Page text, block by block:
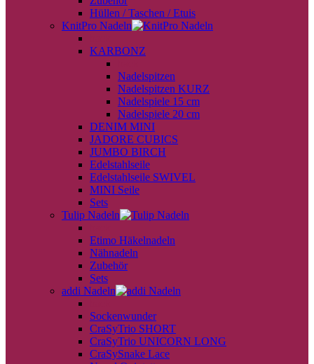
Hüllen / Taschen / Etuis
KnitPro Nadeln
KARBONZ
Nadelspitzen
Nadelspitzen KURZ
Nadelspiele 15 cm
Nadelspiele 20 cm
DENIM MINI
JADORE CUBICS
JUMBO BIRCH
Edelstahlseile
Edelstahlseile SWIVEL
MINI Seile
Sets
Tulip Nadeln
Etimo Häkelnadeln
Nähnadeln
Zubehör
Sets
addi Nadeln
Sockenwunder
CraSyTrio SHORT
CraSyTrio UNICORN LONG
CraSySnake Lace